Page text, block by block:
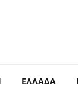
ΕΛΛΑΔΑ